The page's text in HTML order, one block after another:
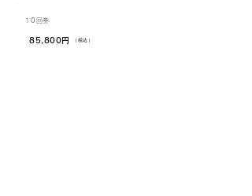
​10 回券
​85,800円​（税込）